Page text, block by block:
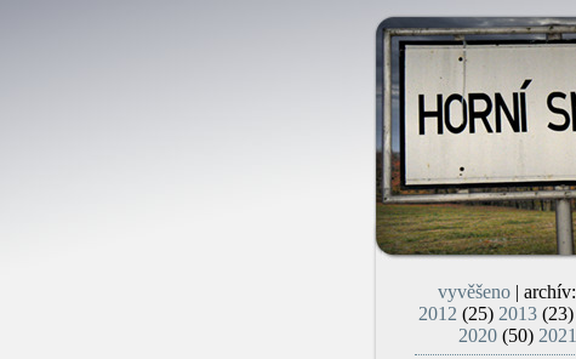
vyvěšeno| archív:
2012 (25) 2013 (23)
2020 (50) 2021